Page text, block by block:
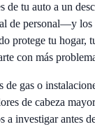
de tu auto a un
de personal—y los
protege tu hogar,
con más
de gas o
de cabeza
a investigar antes